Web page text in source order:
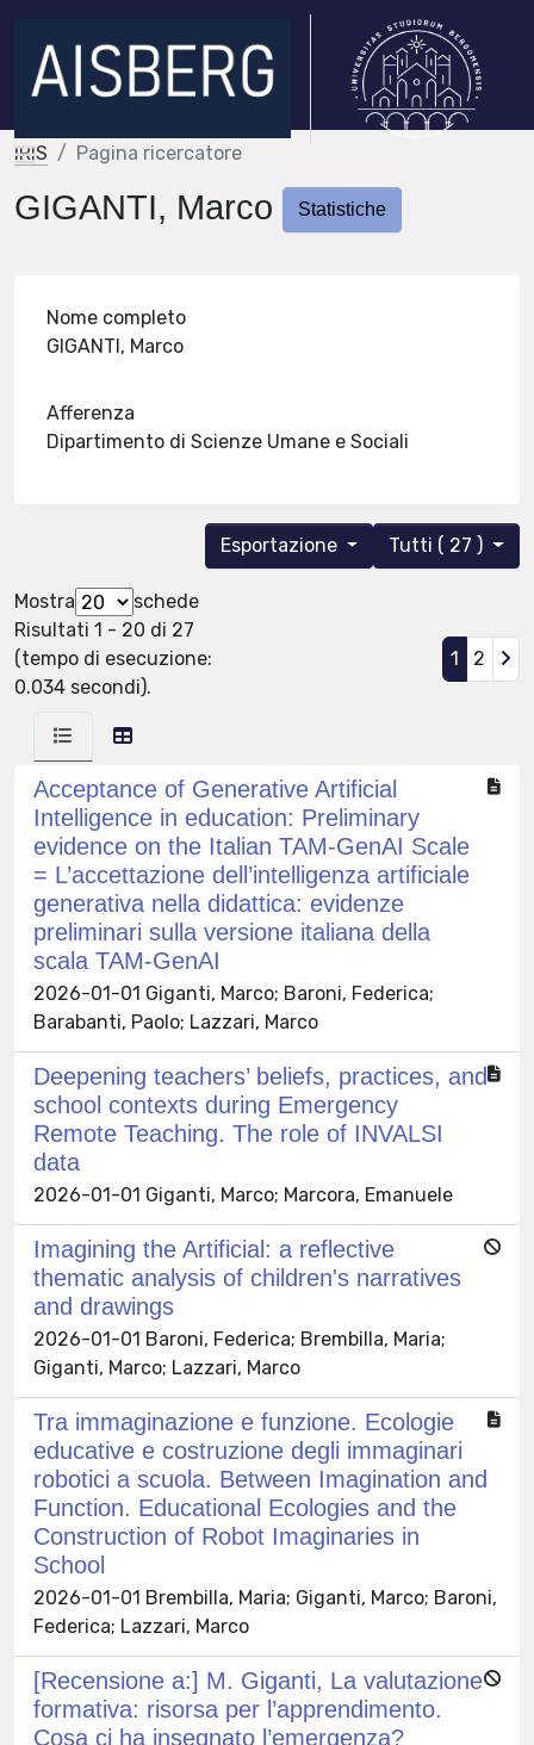
IRIS Pagina ricercatore
GIGANTI, Marco Statistiche
Nome completo
GIGANTI, Marco
Afferenza
Dipartimento di Scienze Umane e Sociali
Tutti ( 27 )
Esportazione
Mostra
schede
Risultati 1 - 20 di 27
(tempo di esecuzione:
0.034 secondi).
1 2
Acceptance of Generative Artificial
Intelligence in education: Preliminary
evidence on the Italian TAM-GenAI Scale
= L’accettazione dell’intelligenza artificiale
generativa nella didattica: evidenze
preliminari sulla versione italiana della
scala TAM-GenAI
2026-01-01 Giganti, Marco; Baroni, Federica;
Barabanti, Paolo; Lazzari, Marco
Deepening teachers’ beliefs, practices, and
school contexts during Emergency
Remote Teaching. The role of INVALSI
data
2026-01-01 Giganti, Marco; Marcora, Emanuele
Imagining the Artificial: a reflective
thematic analysis of children's narratives
and drawings
2026-01-01 Baroni, Federica; Brembilla, Maria;
Giganti, Marco; Lazzari, Marco
Tra immaginazione e funzione. Ecologie
educative e costruzione degli immaginari
robotici a scuola. Between Imagination and
Function. Educational Ecologies and the
Construction of Robot Imaginaries in
School
2026-01-01 Brembilla, Maria; Giganti, Marco; Baroni,
Federica; Lazzari, Marco
[Recensione a:] M. Giganti, La valutazione
formativa: risorsa per l’apprendimento.
Cosa ci ha insegnato l’emergenza?